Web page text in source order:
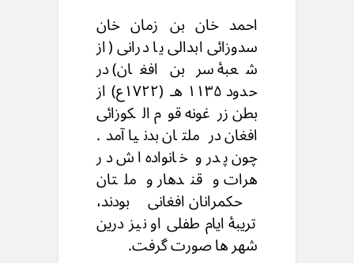
احمد خان بن زمان خان
سدوزائی ابدالی یا درانی (از
شعبۀ سر بن افغان) در
حدود ۱۱۳۵ هـ (۱۷۲۲ع) از
بطن زرغونه قوم الکوزائی
افغان در ملتان بدنیا آمد.
چون پدر و خانواده اش در
هرات و قندهار و ملتان
حکمرانان افغانی بودند،
تریبۀ ایام طفلی او نیز درین
شهر ها صورت گرفت.